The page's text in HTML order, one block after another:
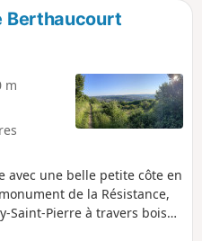
Berthaucourt
m
avec une belle petite côte en
de la Résistance,
Saint-Pierre à travers bois